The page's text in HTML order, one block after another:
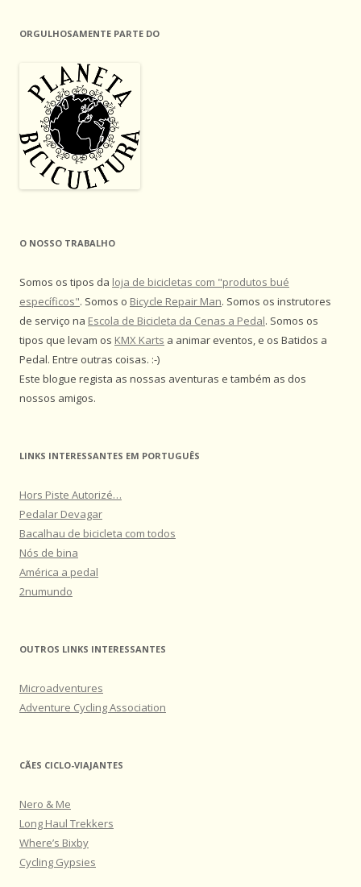
ORGULHOSAMENTE PARTE DO
O NOSSO TRABALHO
Somos os tipos da loja de bicicletas com "produtos bué
específicos". Somos o Bicycle Repair Man. Somos os instrutores
de serviço na Escola de Bicicleta da Cenas a Pedal. Somos os
tipos que levam os KMX Karts a animar eventos, e os Batidos a
Pedal. Entre outras coisas. :-)
Este blogue regista as nossas aventuras e também as dos
nossos amigos.
LINKS INTERESSANTES EM PORTUGUÊS
Hors Piste Autorizé…
Pedalar Devagar
Bacalhau de bicicleta com todos
Nós de bina
América a pedal
2numundo
OUTROS LINKS INTERESSANTES
Microadventures
Adventure Cycling Association
CÃES CICLO-VIAJANTES
Nero & Me
Long Haul Trekkers
Where’s Bixby
Cycling Gypsies